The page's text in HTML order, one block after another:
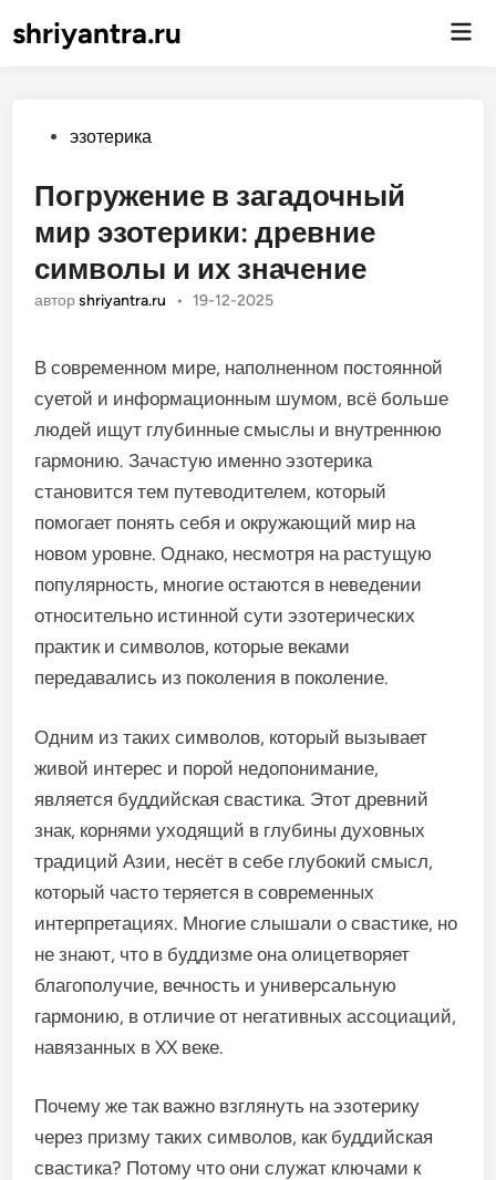
shriyantra.ru
Опубликовано
эзотерика
Погружение в загадочный
мир эзотерики: древние
символы и их значение
авторshriyantra.ru • 19-12-2025
В современном мире, наполненном постоянной
суетой и информационным шумом, всё больше
людей ищут глубинные смыслы и внутреннюю
гармонию. Зачастую именно эзотерика
становится тем путеводителем, который
помогает понять себя и окружающий мир на
новом уровне. Однако, несмотря на растущую
популярность, многие остаются в неведении
относительно истинной сути эзотерических
практик и символов, которые веками
передавались из поколения в поколение.
Одним из таких символов, который вызывает
живой интерес и порой недопонимание,
является буддийская свастика. Этот древний
знак, корнями уходящий в глубины духовных
традиций Азии, несёт в себе глубокий смысл,
который часто теряется в современных
интерпретациях. Многие слышали о свастике, но
не знают, что в буддизме она олицетворяет
благополучие, вечность и универсальную
гармонию, в отличие от негативных ассоциаций,
навязанных в XX веке.
Почему же так важно взглянуть на эзотерику
через призму таких символов, как буддийская
свастика? Потому что они служат ключами к